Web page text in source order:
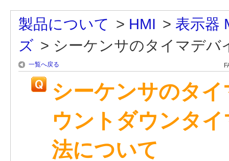
製品について > HMI > 表示器
ズ > シーケンサのタイマデバ
一覧へ戻る
シーケンサのタ
ウントダウンタ
法について